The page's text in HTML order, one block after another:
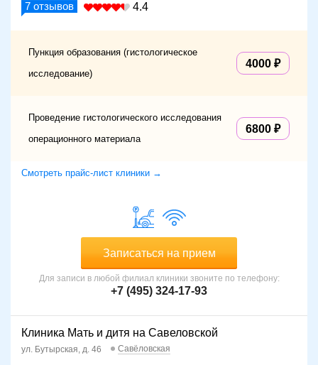
7 отзывов 4.4
Пункция образования (гистологическое
исследование)
4000
Проведение гистологического исследования
операционного материала
6800
Смотреть прайс-лист клиники →
Записаться на прием
Для записи в любой филиал клиники звоните по телефону:
+7 (495) 324-17-93
Клиника Мать и дитя на Савеловской
ул. Бутырская, д. 46 Савёловская